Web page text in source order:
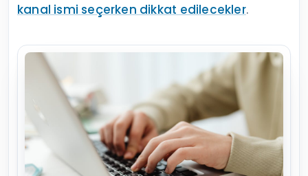
kanal ismi seçerken dikkat edilecekler.